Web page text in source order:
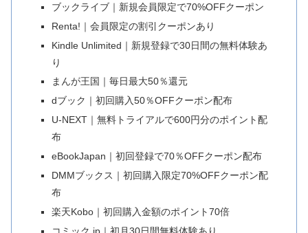
ブックライブ｜新規会員限定で70%OFFクーポン
Renta!｜会員限定の割引クーポンあり
Kindle Unlimited｜新規登録で30日間の無料体験あ
り
まんが王国｜毎日最大50％還元
dブック｜初回購入50％OFFクーポン配布
U-NEXT｜無料トライアルで600円分のポイント配
布
eBookJapan｜初回登録で70％OFFクーポン配布
DMMブックス｜初回購入限定70%OFFクーポン配
布
楽天Kobo｜初回購入金額のポイント70倍
コミック.jp｜初月30日間無料体験あり